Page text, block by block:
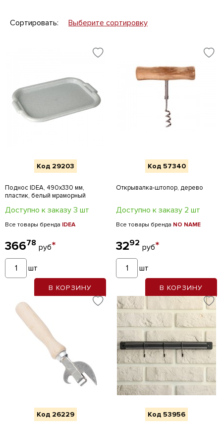
Сортировать: Выберите сортировку
Код 29203
Поднос IDEA, 490х330 мм,
пластик, белый мраморный
Доступно к заказу 3 шт
Все товары бренда IDEA
36678 руб*
шт
В КОРЗИНУ
Код 57340
Открывалка-штопор, дерево
Доступно к заказу 2 шт
Все товары бренда NO NAME
3292 руб*
шт
В КОРЗИНУ
Код 26229 Код 53956